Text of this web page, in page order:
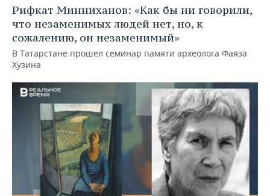
Рифкат Минниханов: «Как бы ни говорили,
что незаменимых людей нет, но, к
сожалению, он незаменимый»
В Татарстане прошел семинар памяти археолога Фаяза
Хузина